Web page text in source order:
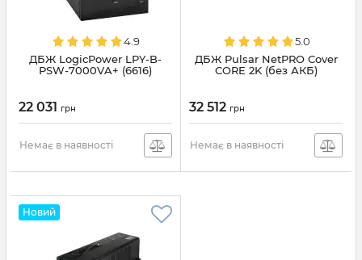
4.9
ДБЖ LogicPower LPY-B-
PSW-7000VA+ (6616)
22 031 грн
Немає в наявності
5.0
ДБЖ Pulsar NetPRO Cover
CORE 2K (без АКБ)
32 512 грн
Немає в наявності
Новий